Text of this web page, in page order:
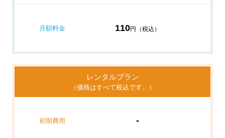
月額料金 110円（税込）
レンタルプラン
（価格はすべて税込です。）
初期費用 -